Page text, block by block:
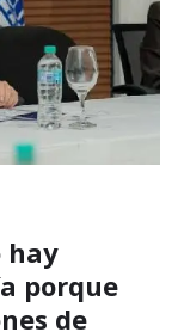
hay
porque
de